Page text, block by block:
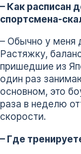
– Как расписан
спортсмена-
– Обычно у меня
Растяжку,
пришедшие из
один раз
основном, это
раза в неделю
скорости.
– Где